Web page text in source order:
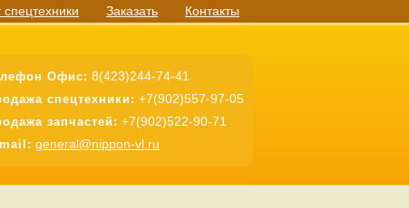
спецтехники Заказать Контакты
Офис: 8(423)244-74-41
спецтехники: +7(902)557-97-05
запчастей: +7(902)522-90-71
general@nippon-vl.ru